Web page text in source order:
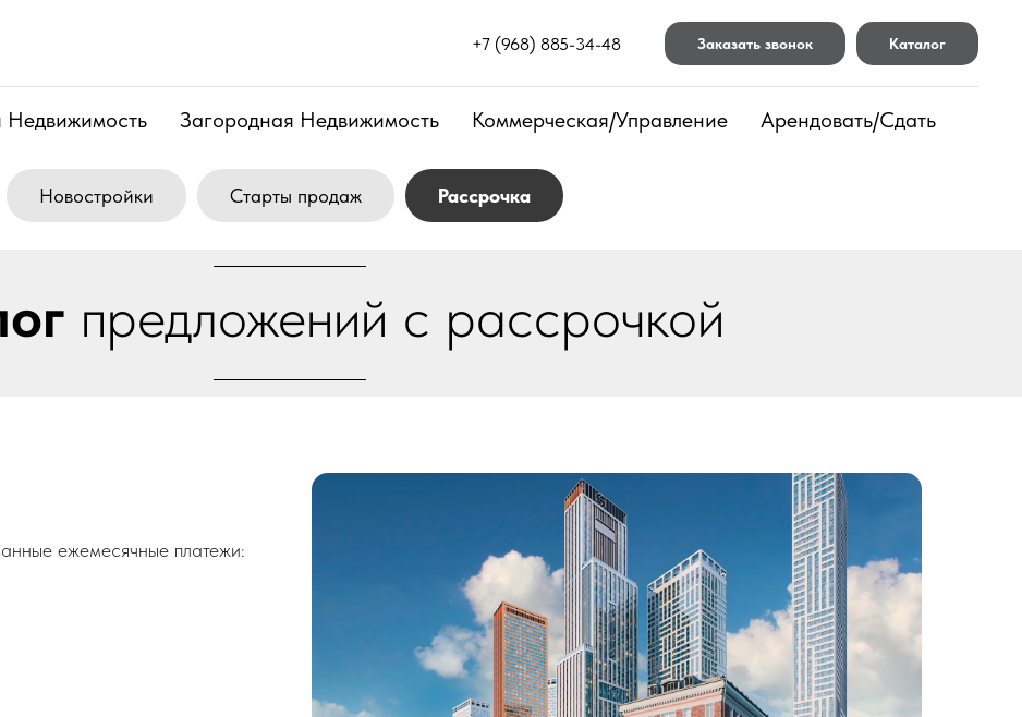
+7 (968) 885-34-48 Заказать звонок Каталог
Недвижимость Загородная Недвижимость Коммерческая/Управление Арендовать/Сдать
Новостройки Старты продаж Рассрочка
предложений с рассрочкой
ежемесячные платежи: